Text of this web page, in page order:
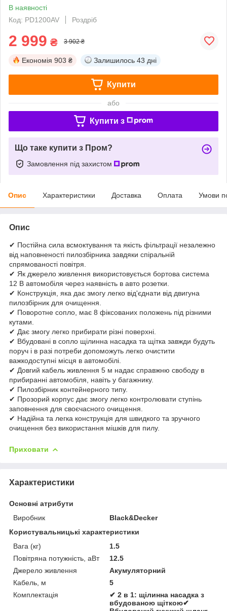
В наявності
Код: PD1200AV
Роздріб
2 999 ₴ 3 902 ₴
Економія 903 ₴ Залишилось 43 дні
Купити
або
Купити з
Що таке купити з Пром?
Замовлення під захистом
Опис Характеристики Доставка Оплата Умови
Опис
✔ Постійна сила всмоктування та якість фільтрації незалежно
від наповненості пилозбірника завдяки спіральній
спрямованості повітря.
✔ Як джерело живлення використовується бортова система
12 В автомобіля через наявність в авто розетки.
✔ Конструкція, яка дає змогу легко від'єднати від двигуна
пилозбірник для очищення.
✔ Поворотне сопло, має 8 фіксованих положень під різними
кутами.
✔ Дає змогу легко прибирати різні поверхні.
✔ Вбудовані в сопло щілинна насадка та щітка завжди будуть
поруч і в разі потреби допоможуть легко очистити
важкодоступні місця в автомобілі.
✔ Довгий кабель живлення 5 м надає справжню свободу в
прибиранні автомобіля, навіть у багажнику.
✔ Пилозбірник контейнерного типу.
✔ Прозорий корпус дає змогу легко контролювати ступінь
заповнення для своєчасного очищення.
✔ Надійна та легка конструкція для швидкого та зручного
очищення без використання мішків для пилу.
Приховати
Характеристики
Основні атрибути
Виробник
Black&Decker
Користувальницькі характеристики
Вага (кг)
1.5
Повітряна потужність, аВт
12.5
Джерело живлення
Акумуляторний
Кабель, м
5
Комплектація
✔ 2 в 1: щілинна насадка з
вбудованою щіткою✔